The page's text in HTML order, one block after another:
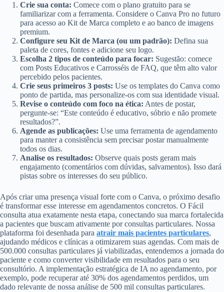
Crie sua conta: Comece com o plano gratuito para se
familiarizar com a ferramenta. Considere o Canva Pro no futuro
para acesso ao Kit de Marca completo e ao banco de imagens
premium.
Configure seu Kit de Marca (ou um padrão): Defina sua
paleta de cores, fontes e adicione seu logo.
Escolha 2 tipos de conteúdo para focar: Sugestão: comece
com Posts Educativos e Carrosséis de FAQ, que têm alto valor
percebido pelos pacientes.
Crie seus primeiros 3 posts: Use os templates do Canva como
ponto de partida, mas personalize-os com sua identidade visual.
Revise o conteúdo com foco na ética: Antes de postar,
pergunte-se: “Este conteúdo é educativo, sóbrio e não promete
resultados?”.
Agende as publicações: Use uma ferramenta de agendamento
para manter a consistência sem precisar postar manualmente
todos os dias.
Analise os resultados: Observe quais posts geram mais
engajamento (comentários com dúvidas, salvamentos). Isso dará
pistas sobre os interesses do seu público.
Após criar uma presença visual forte com o Canva, o próximo desafio
é transformar esse interesse em agendamentos concretos. O Fácil
consulta atua exatamente nesta etapa, conectando sua marca fortalecida
a pacientes que buscam ativamente por consultas particulares. Nossa
plataforma foi desenhada para atrair mais pacientes particulares,
ajudando médicos e clínicas a otimizarem suas agendas. Com mais de
500.000 consultas particulares já viabilizadas, entendemos a jornada do
paciente e como converter visibilidade em resultados para o seu
consultório. A implementação estratégica de IA no agendamento, por
exemplo, pode recuperar até 30% dos agendamentos perdidos, um
dado relevante de nossa análise de 500 mil consultas particulares.